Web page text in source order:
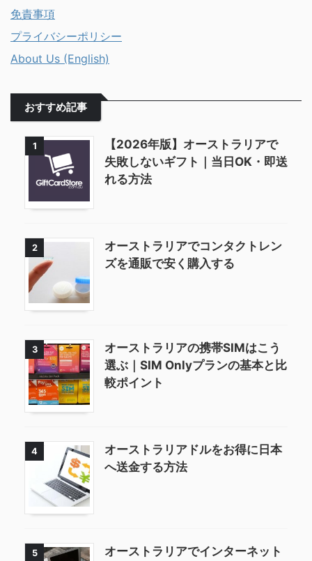
免責事項
プライバシーポリシー
About Us (English)
おすすめ記事
1
【2026年版】オーストラリアで
失敗しないギフト｜当日OK・即送
れる方法
2
オーストラリアでコンタクトレン
ズを通販で安く購入する
3
オーストラリアの携帯SIMはこう
選ぶ｜SIM Onlyプランの基本と比
較ポイント
4
オーストラリアドルをお得に日本
へ送金する方法
5
オーストラリアでインターネット